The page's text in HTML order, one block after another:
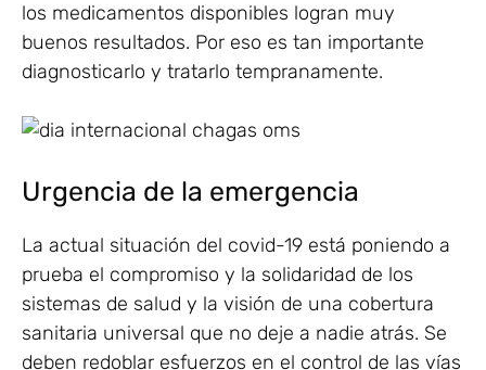
los medicamentos disponibles logran muy
buenos resultados. Por eso es tan importante
diagnosticarlo y tratarlo tempranamente.
Urgencia de la emergencia
La actual situación del covid-19 está poniendo a
prueba el compromiso y la solidaridad de los
sistemas de salud y la visión de una cobertura
sanitaria universal que no deje a nadie atrás. Se
deben redoblar esfuerzos en el control de las vías